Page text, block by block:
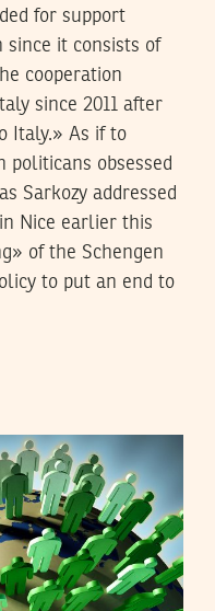
for support
it consists of
cooperation
since 2011 after
Italy.» As if to
politicans obsessed
Sarkozy addressed
Nice earlier this
of the Schengen
to put an end to